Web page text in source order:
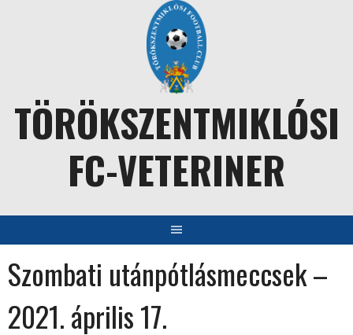
TÖRÖKSZENTMIKLÓSI
FC-VETERINER
Szombati utánpótlásmeccsek –
2021. április 17.